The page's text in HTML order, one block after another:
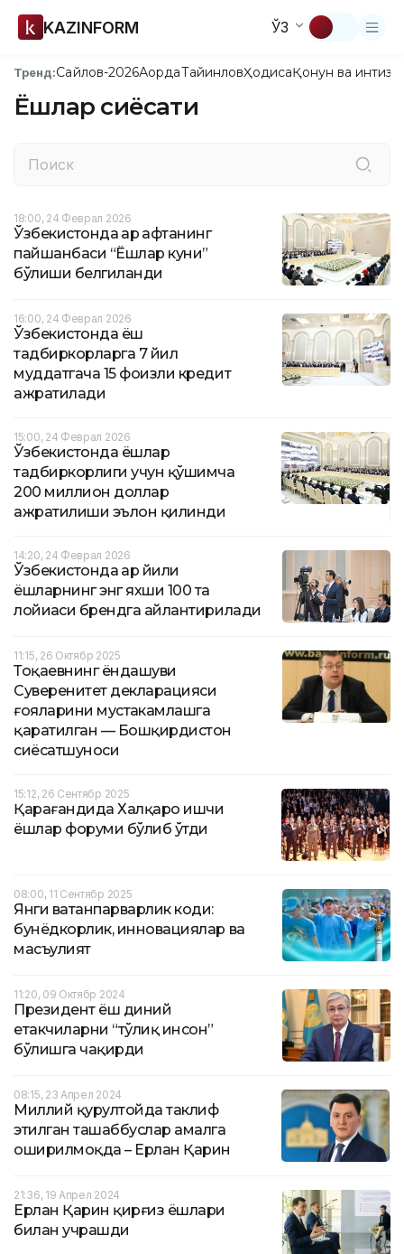
KAZINFORM ЎЗ
Тренд:Сайлов-2026АқордаТайинловҲодисаҚонун ва
Ёшлар сиёсати
18:00, 24 Феврал 2026
Ўзбекистонда ҳар ҳафтанинг
пайшанбаси “Ёшлар куни”
бўлиши белгиланди
16:00, 24 Феврал 2026
Ўзбекистонда ёш
тадбиркорларга 7 йил
муддатгача 15 фоизли кредит
ажратилади
15:00, 24 Феврал 2026
Ўзбекистонда ёшлар
тадбиркорлиги учун қўшимча
200 миллион доллар
ажратилиши эълон қилинди
14:20, 24 Феврал 2026
Ўзбекистонда ҳар йили
ёшларнинг энг яхши 100 та
лойиҳаси брендга айлантирилади
11:15, 26 Октябр 2025
Тоқаевнинг ёндашуви
Суверенитет декларацияси
ғояларини мустаҳкамлашга
қаратилган — Бошқирдистон
сиёсатшуноси
15:12, 26 Сентябр 2025
Қарағандида Халқаро ишчи
ёшлар форуми бўлиб ўтди
08:00, 11 Сентябр 2025
Янги ватанпарварлик коди:
бунёдкорлик, инновациялар ва
масъулият
11:20, 09 Октябр 2024
Президент ёш диний
етакчиларни “тўлиқ инсон”
бўлишга чақирди
08:15, 23 Апрел 2024
Миллий қурултойда таклиф
этилган ташаббуслар амалга
оширилмоқда – Ерлан Қарин
21:36, 19 Апрел 2024
Ерлан Қарин қирғиз ёшлари
билан учрашди